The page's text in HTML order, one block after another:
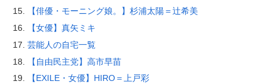
【俳優・モーニング娘。】杉浦太陽＝辻希美
【女優】真矢ミキ
芸能人の自宅一覧
【自由民主党】高市早苗
【EXILE・女優】HIRO＝上戸彩